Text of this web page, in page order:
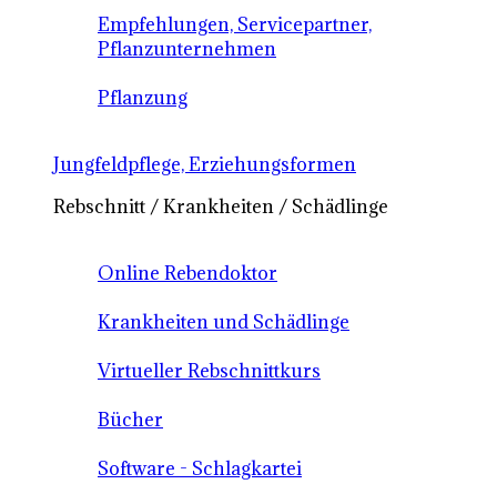
Empfehlungen, Servicepartner,
Pflanzunternehmen
Pflanzung
Jungfeldpflege, Erziehungsformen
Rebschnitt / Krankheiten / Schädlinge
Online Rebendoktor
Krankheiten und Schädlinge
Virtueller Rebschnittkurs
Bücher
Software - Schlagkartei